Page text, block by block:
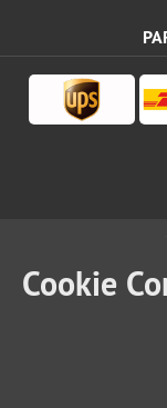
Cookie